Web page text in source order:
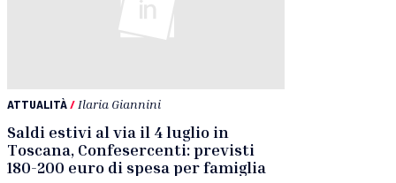
ATTUALITÀ/ Ilaria Giannini
Saldi estivi al via il 4 luglio in
Toscana, Confesercenti: previsti
180-200 euro di spesa per famiglia